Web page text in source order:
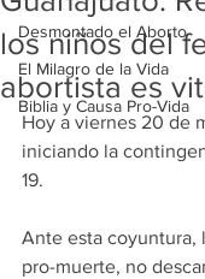
Desmontado el Aborto
El Milagro de la Vida
Biblia y Causa Pro-Vida
los niños del
abortista es
Hoy a viernes 20 de
iniciando la
19.
Ante esta coyuntura,
pro-muerte, no